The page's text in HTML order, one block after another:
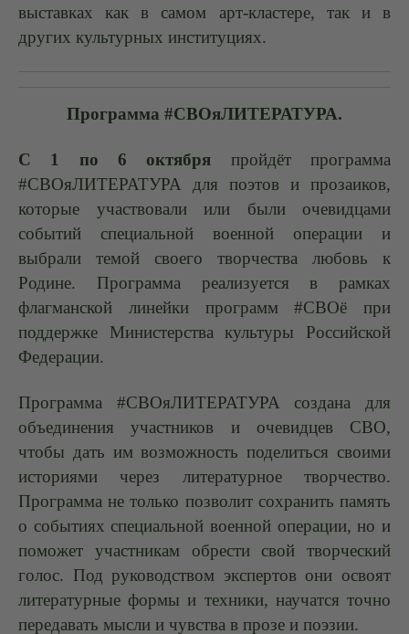
выставках как в самом арт-кластере, так и в
других культурных институциях.
Программа #СВОяЛИТЕРАТУРА.
С 1 по 6 октября пройдёт программа
#СВОяЛИТЕРАТУРА для поэтов и прозаиков,
которые участвовали или были очевидцами
событий специальной военной операции и
выбрали темой своего творчества любовь к
Родине. Программа реализуется в рамках
флагманской линейки программ #СВОё при
поддержке Министерства культуры Российской
Федерации.
Программа #СВОяЛИТЕРАТУРА создана для
объединения участников и очевидцев СВО,
чтобы дать им возможность поделиться своими
историями через литературное творчество.
Программа не только позволит сохранить память
о событиях специальной военной операции, но и
поможет участникам обрести свой творческий
голос. Под руководством экспертов они освоят
литературные формы и техники, научатся точно
передавать мысли и чувства в прозе и поэзии.